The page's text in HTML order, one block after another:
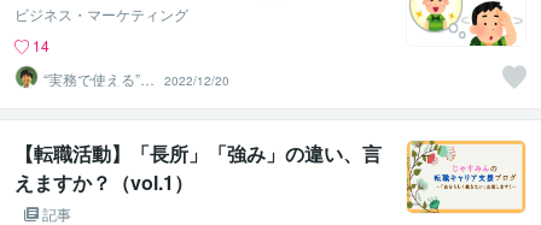
ビジネス・マーケティング
14
“実務で使える”改
善パートナー／
かめきち
2022/12/20
【転職活動】「長所」「強み」の違い、言
えますか？（vol.1）
記事